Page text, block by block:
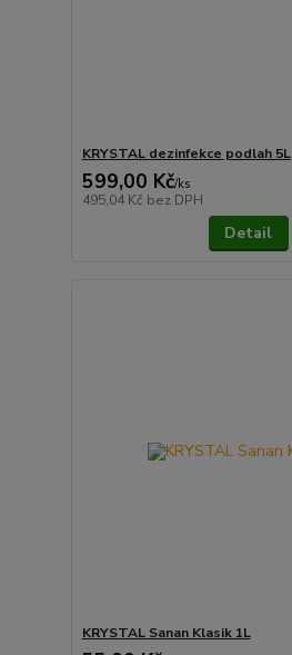
KRYSTAL dezinfekce podlah 5L
599,00 Kč/ks
495,04 Kč bez DPH
Detail
KRYSTAL Sanan Klasik 1L